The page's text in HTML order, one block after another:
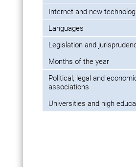
Internet and new
Languages
Legislation and
Months of the year
Political, legal and
associations
Universities and high